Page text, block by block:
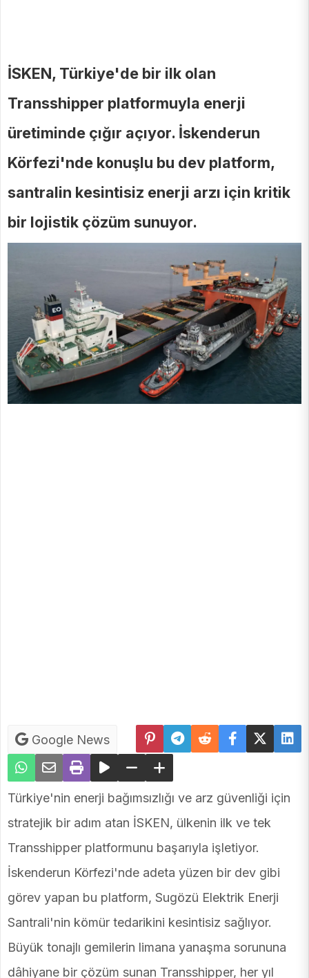
İSKEN, Türkiye'de bir ilk olan
Transshipper platformuyla enerji
üretiminde çığır açıyor. İskenderun
Körfezi'nde konuşlu bu dev platform,
santralin kesintisiz enerji arzı için kritik
bir lojistik çözüm sunuyor.
Google News
Türkiye'nin enerji bağımsızlığı ve arz güvenliği için
stratejik bir adım atan İSKEN, ülkenin ilk ve tek
Transshipper platformunu başarıyla işletiyor.
İskenderun Körfezi'nde adeta yüzen bir dev gibi
görev yapan bu platform, Sugözü Elektrik Enerji
Santrali'nin kömür tedarikini kesintisiz sağlıyor.
Büyük tonajlı gemilerin limana yanaşma sorununa
dâhiyane bir çözüm sunan Transshipper, her yıl